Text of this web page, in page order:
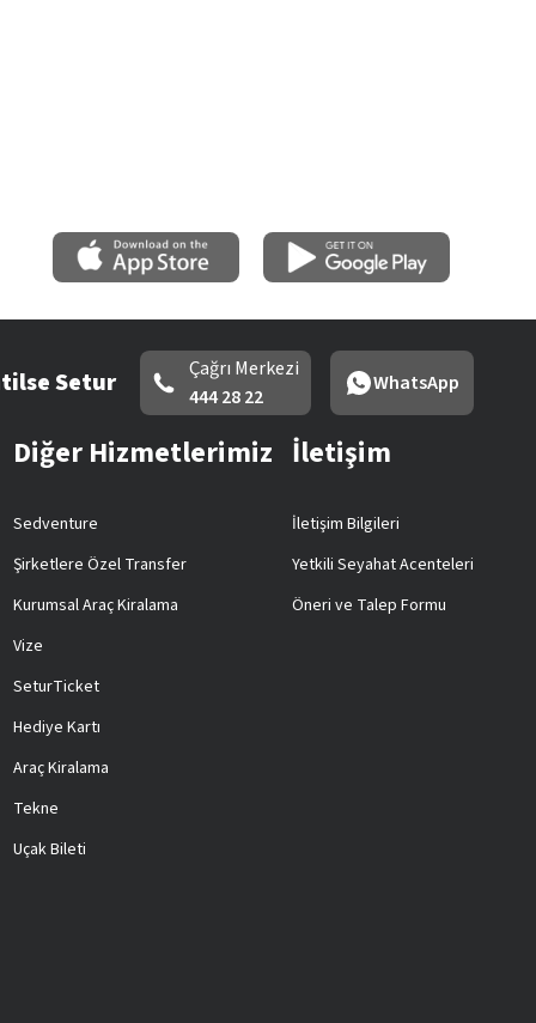
Setur
Çağrı Merkezi
444 28 22
WhatsApp
Diğer Hizmetlerimiz
Sedventure
Şirketlere Özel Transfer
Kurumsal Araç Kiralama
Vize
SeturTicket
Hediye Kartı
Araç Kiralama
Tekne
Uçak Bileti
İletişim
İletişim Bilgileri
Yetkili Seyahat Acenteleri
Öneri ve Talep Formu